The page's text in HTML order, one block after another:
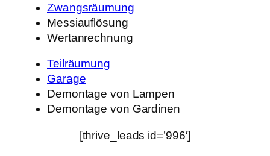
Zwangsräumung
Messiauflösung
Wertanrechnung
Teilräumung
Garage
Demontage von Lampen
Demontage von Gardinen
[thrive_leads id=’996′]